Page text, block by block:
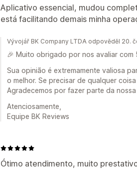
Aplicativo essencial, mudou
está facilitando demais minha
Vývojář BK Company LTDA odpověděl 20.
🎉 Muito obrigado por nos avaliar com
Sua opinião é extremamente valiosa
o melhor. Se precisar de qualquer
Agradecemos por fazer parte da nossa
Atenciosamente,
Equipe BK Reviews
Ótimo atendimento, muito